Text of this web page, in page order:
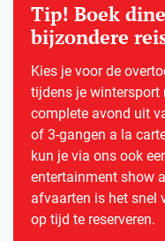
Tip! Boek
bijzondere
Kies je voor de
tijdens je wintersport
complete avond uit
of 3-gangen a la
kun je via ons ook
entertainment show
afvaarten is het snel
op tijd te reserveren.